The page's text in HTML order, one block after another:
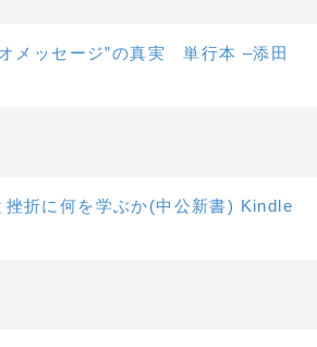
メッセージ”の真実 単行本 –添田
折に何を学ぶか(中公新書) Kindle